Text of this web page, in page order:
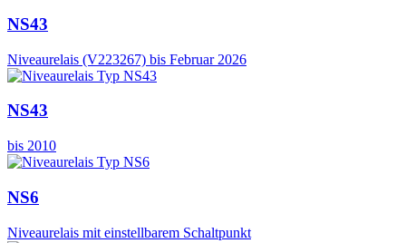
NS43
Niveaurelais (V223267) bis Februar 2026
NS43
bis 2010
NS6
Niveaurelais mit einstellbarem Schaltpunkt